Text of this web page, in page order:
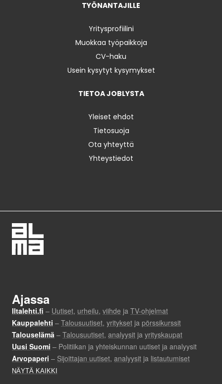
TYÖNANTAJILLE
Yritysprofiilini
Muokkaa työpaikkoja
CV-haku
Usein kysytyt kysymykset
TIETOA JOBLYSTA
Yleiset ehdot
Tietosuoja
Ota yhteyttä
Yhteystiedot